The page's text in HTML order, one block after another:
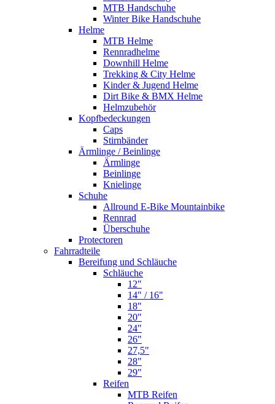
MTB Handschuhe
Winter Bike Handschuhe
Helme
MTB Helme
Rennradhelme
Downhill Helme
Trekking & City Helme
Kinder & Jugend Helme
Dirt Bike & BMX Helme
Helmzubehör
Kopfbedeckungen
Caps
Stirnbänder
Ärmlinge / Beinlinge
Ärmlinge
Beinlinge
Knielinge
Schuhe
Allround E-Bike Mountainbike
Rennrad
Überschuhe
Protectoren
Fahrradteile
Bereifung und Schläuche
Schläuche
12"
14" / 16"
18"
20"
24"
26"
27,5"
28"
29"
Reifen
MTB Reifen